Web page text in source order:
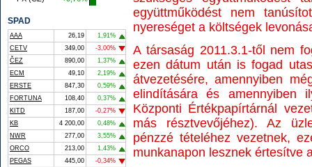
együttműködést nem
nyereséget a költségek
A társaság 2011.3.1-től nem
ezen dátum után is fogad
átvezetésére, amennyiben
elindítására és amennyiben
Központi Értékpapírtárnál
más résztvevőjéhez). Az
pénzzé tételéhez vezetnek,
munkanapon lesznek értesítve
SPAD
AAA 26,19
1,91%
CETV
349,00
-3,00%
ČEZ
890,00
1,37%
ECM
49,10
2,19%
ERSTE
847,30
0,59%
FORTUNA
108,40
0,37%
KITD
187,00
-0,27%
KB
4 200,00
0,48%
NWR
277,00
3,55%
ORCO
213,00
1,43%
PEGAS
445,00
-0,34%